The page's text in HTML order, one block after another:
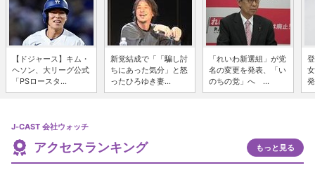
【ドジャース】キム・
ヘソン、大リーグ公式
「PSロースタ...
新党結成で「「騙し討
ちにあった気分」と怒
ったひろゆき妻...
「れいわ新選組」が党
名の変更を発表、「い
のちの党」へ ...
J-CAST 会社ウォッチ
アクセスランキング もっと見る